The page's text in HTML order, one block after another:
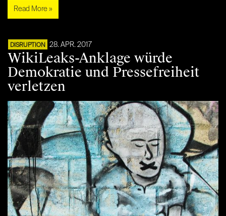
Read More »
DISRUPTION 28. APR. 2017
WikiLeaks-Anklage würde
Demokratie und Pressefreiheit
verletzen